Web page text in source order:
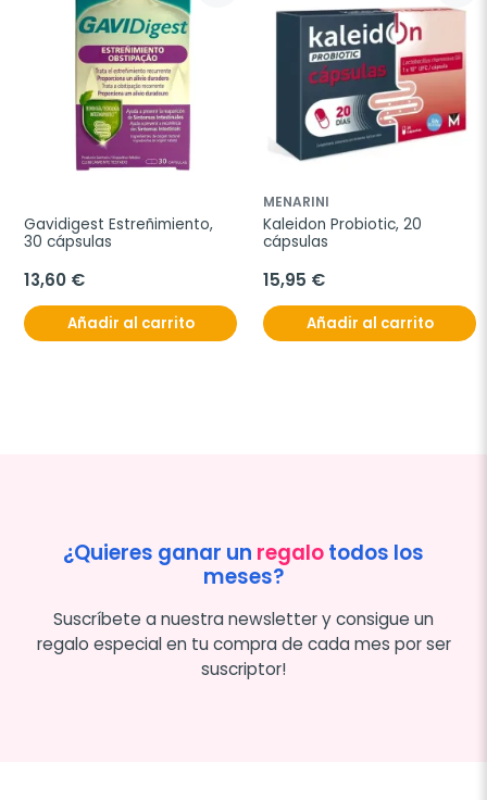
Gavidigest Estreñimiento,
30 cápsulas
13,60 €
Añadir al carrito
MENARINI
Kaleidon Probiotic, 20
cápsulas
15,95 €
Añadir al carrito
¿Quieres ganar un regalotodos los
meses?
Suscríbete a nuestra newsletter y consigue un
regalo especial en tu compra de cada mes por ser
suscriptor!